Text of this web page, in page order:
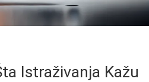
Istraživanja Kažu